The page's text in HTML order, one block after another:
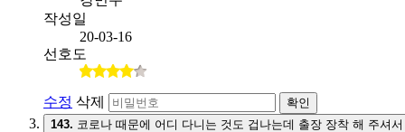
작성일
20-03-16
선호도
수정 삭제
확인
143. 코로나 때문에 어디 다니는 것도 겁나는데 출장 장착 해 주셔